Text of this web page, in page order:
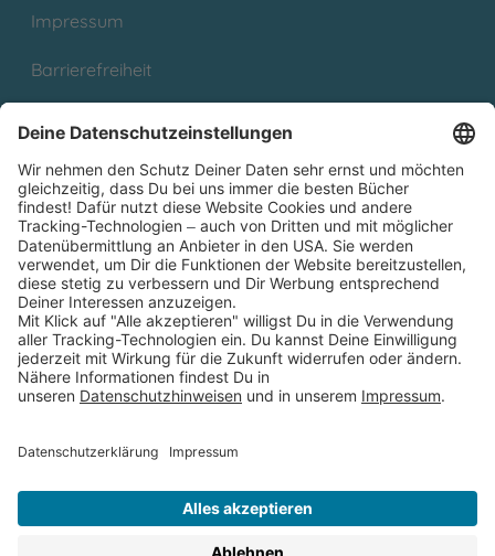
Impressum
Barrierefreiheit
Partnerprogramm (Affiliate)
Folge uns auf
* Versandkostenfrei ab 9,00 € Bestellwert innerhalb
Deutschlands
** Lieferzeit 1-3 Werktage innerhalb Deutschlands
Thienemann-Esslinger Verlag GmbH, Blumenstraße 36, D-70182